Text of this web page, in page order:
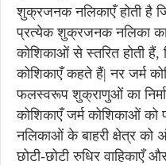
शुक्रजनक नलिकाएँ होती है
प्रत्येक शुक्रजनक नलिका का
कोशिकाओं से स्तरित होती हैं,
कोशिकाएँ कहते हैं| नर जर्म
फलस्वरूप शुक्राणुओं का
कोशिकाएँ जर्म कोशिकाओं
नलिकाओं के बाहरी क्षेत्र को
छोटी-छोटी रुधिर वाहिकाएँ